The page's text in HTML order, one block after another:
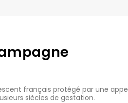
français protégé par une
siècles de gestation.